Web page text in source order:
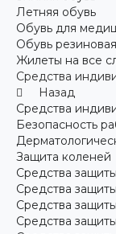
Летняя обувь
Обувь для
Обувь
Жилеты на все
Средства
Назад
Средства
Безопасность
Защита коленей
Средства
Средства
Средства
Средства